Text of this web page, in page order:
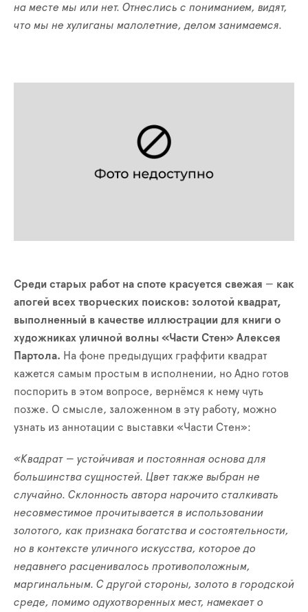
на месте мы или нет. Отнеслись с пониманием, видят,
что мы не хулиганы малолетние, делом занимаемся.
Среди старых работ на споте красуется свежая — как
апогей всех творческих поисков: золотой квадрат,
выполненный в качестве иллюстрации для книги о
художниках уличной волны «Части Стен» Алексея
Партола. На фоне предыдущих граффити квадрат
кажется самым простым в исполнении, но Адно готов
поспорить в этом вопросе, вернёмся к нему чуть
позже. О смысле, заложенном в эту работу, можно
узнать из аннотации с выставки «Части Стен»:
«Квадрат — устойчивая и постоянная основа для
большинства сущностей. Цвет также выбран не
случайно. Склонность автора нарочито сталкивать
несовместимое прочитывается в использовании
золотого, как признака богатства и состоятельности,
но в контексте уличного искусства, которое до
недавнего расценивалось противоположным,
маргинальным. С другой стороны, золото в городской
среде, помимо одухотворенных мест, намекает о